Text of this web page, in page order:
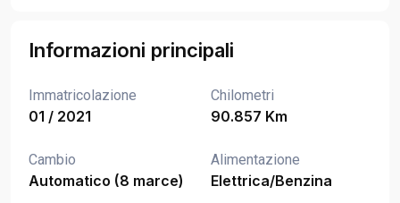
Informazioni principali
Immatricolazione
01 / 2021
Chilometri
90.857 Km
Cambio
Automatico (8 marce)
Alimentazione
Elettrica/Benzina